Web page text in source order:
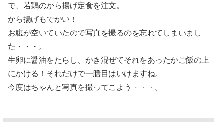
で、若鶏のから揚げ定食を注文。
から揚げもでかい！
お腹が空いていたので写真を撮るのを忘れてしまいまし
た・・・。
生卵に醤油をたらし、かき混ぜてそれをあったかご飯の上
にかける！それだけで一膳目はいけますね。
今度はちゃんと写真を撮ってこよう・・・。